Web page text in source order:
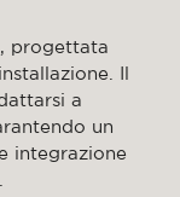
progettata
Il
a
un
integrazione